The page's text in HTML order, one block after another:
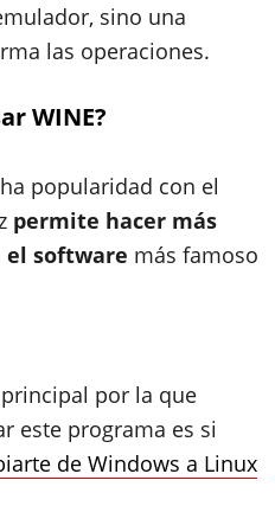
sino una
las operaciones.
WINE?
popularidad con el
permite hacer más
el software más famoso
por la que
este programa es si
de Windows a Linux